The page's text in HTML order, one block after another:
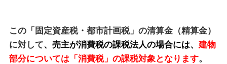
この「固定資産税・都市計画税」の清算金（精算金）
に対して、売主が消費税の課税法人の場合には、建物
部分については「消費税」の課税対象となります。